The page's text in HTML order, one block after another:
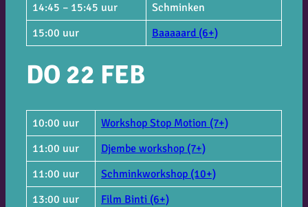
14:45 – 15:45 uur
Schminken
15:00 uur
Baaaaard (6+)
DO 22 FEB
10:00 uur
Workshop Stop Motion (7+)
11:00 uur
Djembe workshop (7+)
11:00 uur
Schminkworkshop (10+)
13:00 uur
Film Binti (6+)